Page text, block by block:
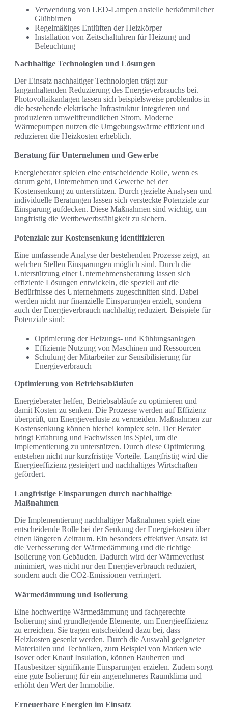
Verwendung von LED-Lampen anstelle herkömmlicher
Glühbirnen
Regelmäßiges Entlüften der Heizkörper
Installation von Zeitschaltuhren für Heizung und
Beleuchtung
Nachhaltige Technologien und Lösungen
Der Einsatz nachhaltiger Technologien trägt zur
langanhaltenden Reduzierung des Energieverbrauchs bei.
Photovoltaikanlagen lassen sich beispielsweise problemlos in
die bestehende elektrische Infrastruktur integrieren und
produzieren umweltfreundlichen Strom. Moderne
Wärmepumpen nutzen die Umgebungswärme effizient und
reduzieren die Heizkosten erheblich.
Beratung für Unternehmen und Gewerbe
Energieberater spielen eine entscheidende Rolle, wenn es
darum geht, Unternehmen und Gewerbe bei der
Kostensenkung zu unterstützen. Durch gezielte Analysen und
individuelle Beratungen lassen sich versteckte Potenziale zur
Einsparung aufdecken. Diese Maßnahmen sind wichtig, um
langfristig die Wettbewerbsfähigkeit zu sichern.
Potenziale zur Kostensenkung identifizieren
Eine umfassende Analyse der bestehenden Prozesse zeigt, an
welchen Stellen Einsparungen möglich sind. Durch die
Unterstützung einer Unternehmensberatung lassen sich
effiziente Lösungen entwickeln, die speziell auf die
Bedürfnisse des Unternehmens zugeschnitten sind. Dabei
werden nicht nur finanzielle Einsparungen erzielt, sondern
auch der Energieverbrauch nachhaltig reduziert. Beispiele für
Potenziale sind:
Optimierung der Heizungs- und Kühlungsanlagen
Effiziente Nutzung von Maschinen und Ressourcen
Schulung der Mitarbeiter zur Sensibilisierung für
Energieverbrauch
Optimierung von Betriebsabläufen
Energieberater helfen, Betriebsabläufe zu optimieren und
damit Kosten zu senken. Die Prozesse werden auf Effizienz
überprüft, um Energieverluste zu vermeiden. Maßnahmen zur
Kostensenkung können hierbei komplex sein. Der Berater
bringt Erfahrung und Fachwissen ins Spiel, um die
Implementierung zu unterstützen. Durch diese Optimierung
entstehen nicht nur kurzfristige Vorteile. Langfristig wird die
Energieeffizienz gesteigert und nachhaltiges Wirtschaften
gefördert.
Langfristige Einsparungen durch nachhaltige
Maßnahmen
Die Implementierung nachhaltiger Maßnahmen spielt eine
entscheidende Rolle bei der Senkung der Energiekosten über
einen längeren Zeitraum. Ein besonders effektiver Ansatz ist
die Verbesserung der Wärmedämmung und die richtige
Isolierung von Gebäuden. Dadurch wird der Wärmeverlust
minimiert, was nicht nur den Energieverbrauch reduziert,
sondern auch die CO2-Emissionen verringert.
Wärmedämmung und Isolierung
Eine hochwertige Wärmedämmung und fachgerechte
Isolierung sind grundlegende Elemente, um Energieeffizienz
zu erreichen. Sie tragen entscheidend dazu bei, dass
Heizkosten gesenkt werden. Durch die Auswahl geeigneter
Materialien und Techniken, zum Beispiel von Marken wie
Isover oder Knauf Insulation, können Bauherren und
Hausbesitzer signifikante Einsparungen erzielen. Zudem sorgt
eine gute Isolierung für ein angenehmeres Raumklima und
erhöht den Wert der Immobilie.
Erneuerbare Energien im Einsatz